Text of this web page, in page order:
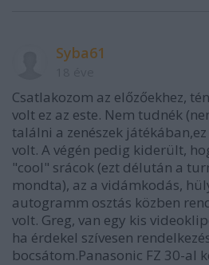
Syba61
Csatlakozom az előzőekhez,
volt ez az este. Nem tudnék
találni a zenészek
volt. A végén pedig kiderült,
"cool" srácok (ezt délután a
mondta), az a vidámkodás,
autogramm osztás közben
volt. Greg, van egy kis
ha érdekel szívesen
bocsátom.Panasonic FZ 30-al